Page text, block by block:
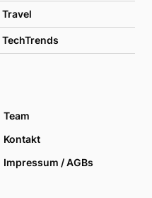
Travel
TechTrends
Team
Kontakt
Impressum / AGBs